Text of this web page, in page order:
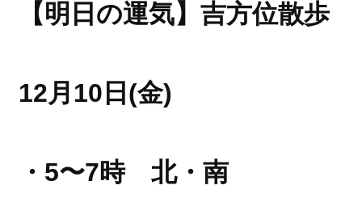
【明日の運気】吉方位散歩
12月10日(金)
・5〜7時 北・南